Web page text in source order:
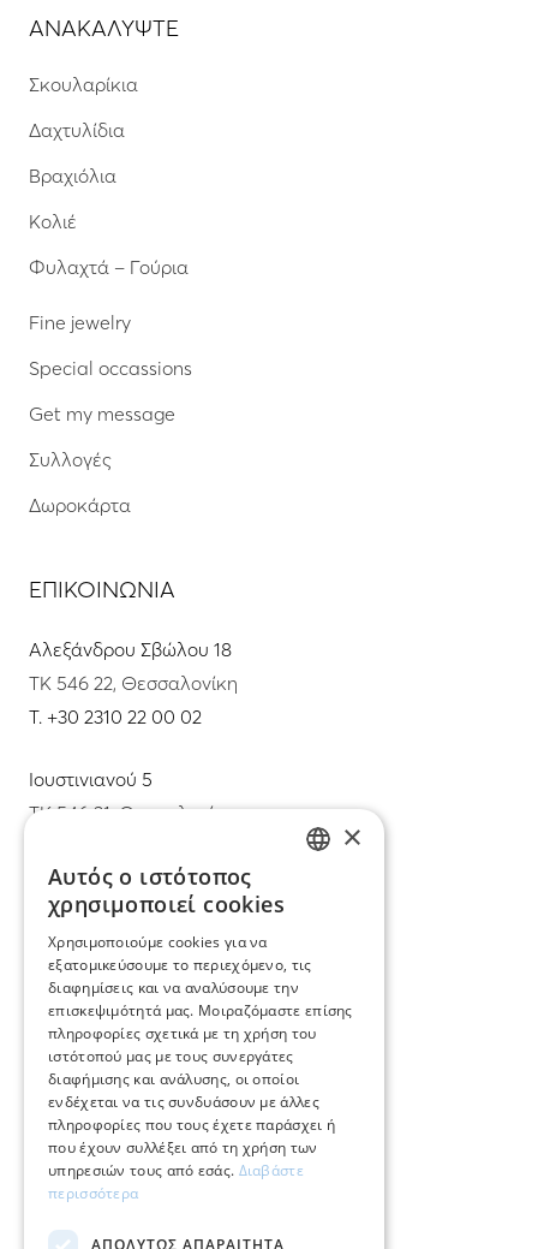
ΑΝΑΚΑΛΥΨΤΕ
Σκουλαρίκια
Δαχτυλίδια
Βραχιόλια
Κολιέ
Φυλαχτά – Γούρια
Fine jewelry
Special occassions
Get my message
Συλλογές
Δωροκάρτα
ΕΠΙΚΟΙΝΩΝΙΑ
Αλεξάνδρου Σβώλου 18
ΤΚ 546 22, Θεσσαλονίκη
T. +30 2310 22 00 02
Ιουστινιανού 5
ΤΚ 546 31, Θεσσαλονίκη
info@mimadastimargarita.gr
ΕΞΥΠΗΡΕΤΗΣΗ ΠΕΛΑΤΩΝ
Φροντίδα και επισκευή κοσμημάτων
Όροι χρήσης
Επιστροφές
Πολιτική πληρωμών
Πολιτική αποστολών
×
Αυτός ο ιστότοπος
χρησιμοποιεί cookies
Χρησιμοποιούμε cookies για να
εξατομικεύσουμε το περιεχόμενο, τις
διαφημίσεις και να αναλύσουμε την
επισκεψιμότητά μας. Μοιραζόμαστε επίσης
πληροφορίες σχετικά με τη χρήση του
ιστότοπού μας με τους συνεργάτες
διαφήμισης και ανάλυσης, οι οποίοι
ενδέχεται να τις συνδυάσουν με άλλες
πληροφορίες που τους έχετε παράσχει ή
που έχουν συλλέξει από τη χρήση των
υπηρεσιών τους από εσάς. Διαβάστε
περισσότερα
ΑΠΟΛΎΤΩΣ ΑΠΑΡΑΊΤΗΤΑ